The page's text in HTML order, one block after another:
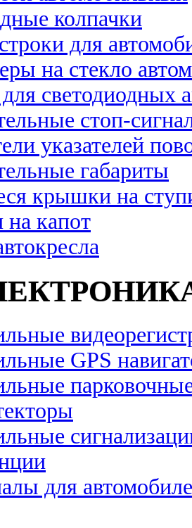
колпачки
для
на стекло
светодиодных
стоп-
указателей
габариты
крышки на
на капот
GPS
для